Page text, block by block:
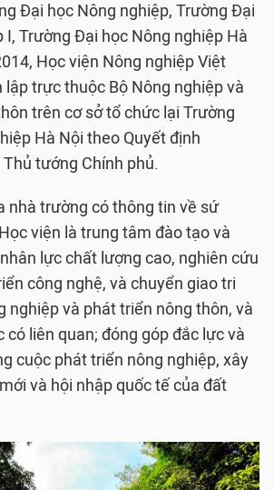
Đại học Nông nghiệp, Trường Đại
I, Trường Đại học Nông nghiệp Hà
Học viện Nông nghiệp Việt
trực thuộc Bộ Nông nghiệp và
trên cơ sở tổ chức lại Trường
Hà Nội theo Quyết định
tướng Chính phủ.
nhà trường có thông tin về sứ
viện là trung tâm đào tạo và
lực chất lượng cao, nghiên cứu
công nghệ, và chuyển giao tri
nghiệp và phát triển nông thôn, và
có liên quan; đóng góp đắc lực và
cuộc phát triển nông nghiệp, xây
và hội nhập quốc tế của đất